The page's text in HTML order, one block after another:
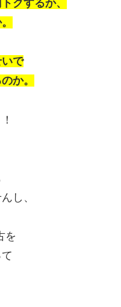
クするか、
で
か。
し、
を